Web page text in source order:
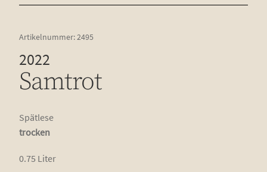
Artikelnummer:2495
2022
Samt­rot
Spätlese
trocken
0.75 Liter